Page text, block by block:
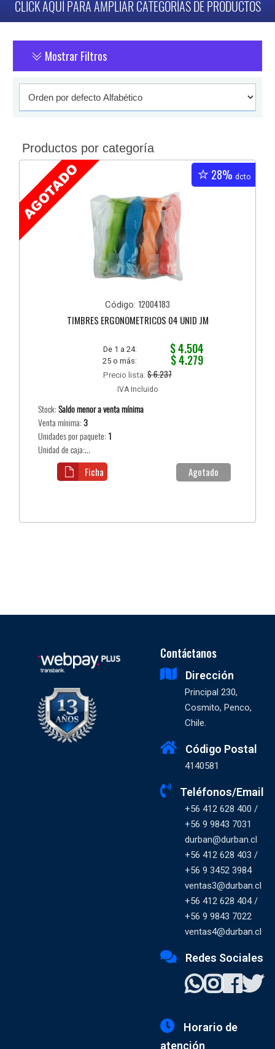
CLICK AQUÍ PARA AMPLIAR CATEGORÍAS DE PRODUCTOS
Mostrar Filtros
Productos por categoría
28% dcto
Código: 12004183
TIMBRES ERGONOMETRICOS 04 UNID JM
De 1 a 24: $ 4.504
25 o más: $ 4.279
Precio lista: $ 6.237
IVA Incluido
Stock:Saldo menor a venta mínima
Venta mínima:3
Unidades por paquete: 1
Unidad de caja:...
Agotado
Ficha
Contáctanos
Dirección
Principal 230,
Cosmito, Penco,
Chile.
Código Postal
4140581
Teléfonos/Email
+56 412 628 400 /
+56 9 9843 7031
durban@durban.cl
+56 412 628 403 /
+56 9 3452 3984
ventas3@durban.cl
+56 412 628 404 /
+56 9 9843 7022
ventas4@durban.cl
Redes Sociales
Horario de
atención